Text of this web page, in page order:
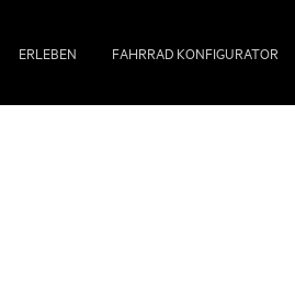
ERLEBEN FAHRRAD KONFIGURATOR